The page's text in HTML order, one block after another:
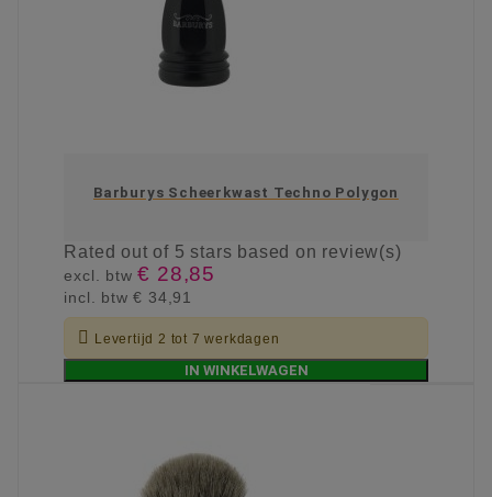
Barburys Scheerkwast Techno Polygon
Ratedout of 5 stars based on review(s)
excl. btw€ 28,85
incl. btw€ 34,91
 Levertijd 2 tot 7 werkdagen
IN WINKELWAGEN